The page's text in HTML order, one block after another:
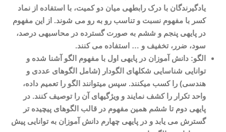
یادگیرندگان با درک رابطه­ی میان دو کمیت، با استفاده از نماد
کسر با مفهوم نسبت و تناسب رو به رو می شوند. از این مفهوم
در پایه­ی پنجم و ششم به صورت گسترده در محاسبه­ی درصد،
سود، ضرر، تخفیف و … استفاده می کنند.
الگو: دانش آموزان در پایه­ی اول با مفهوم الگو آشنا شده و
توانایی شناسایی شکل­های الگودار (شامل الگوهای عددی و
هندسی) را کسب می­کنند. سپس می­توانند الگو را تعمیم داده،
واحد تکرار را کشف نمایند و ویژگی­های آن را توصیف کنند. در
پایه­ی دوم تا ششم همین مفهوم در قالب الگوهای پیچیده تر
گسترش می یابد و در پایه­ی چهارم دانش آموزان به توانایی پیش